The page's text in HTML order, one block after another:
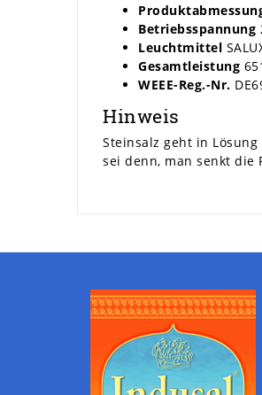
Betriebsspannung
Leuchtmittel
Gesamtleistung
WEEE-Reg.-Nr.
Hinweis
Steinsalz geht in
sei denn, man senkt